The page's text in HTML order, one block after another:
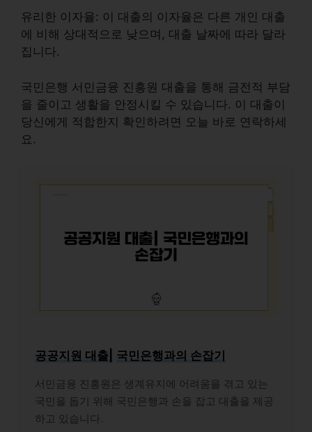
유리한 이자율: 이 대출의 이자율은 다른 개인 대출
에 비해 상대적으로 낮으며, 대출 날짜에 따라 달라
집니다.
국민은행 서민금융 진흥원 대출을 통해 금전적 부담
을 줄이고 생활을 안정시킬 수 있습니다. 이 대출이
당신에게 적합한지 확인하려면 오늘 바로 연락하세
요.
공공지원 대출| 국민은행과의 손잡기
서민금융 진흥원은 생계유지에 어려움을 겪고 있는
국민을 돕기 위해 국민은행과 손을 잡고 대출을 제공
하고 있습니다.